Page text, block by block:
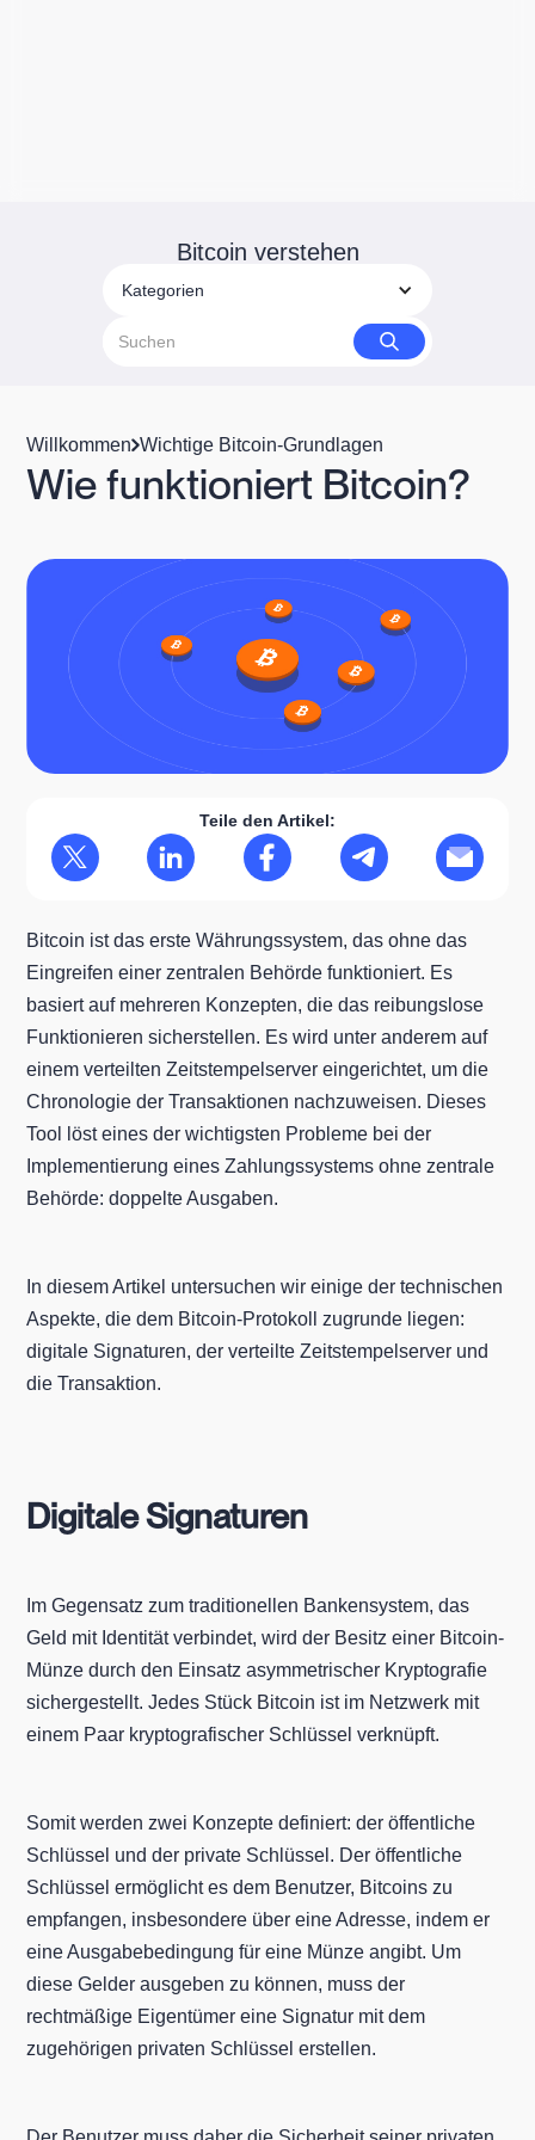
Bitcoin verstehen
Kategorien
Willkommen Wichtige Bitcoin-Grundlagen
Wie funktioniert Bitcoin?
Teile den Artikel:
Bitcoin ist das erste Währungssystem, das ohne das
Eingreifen einer zentralen Behörde funktioniert. Es
basiert auf mehreren Konzepten, die das reibungslose
Funktionieren sicherstellen. Es wird unter anderem auf
einem verteilten Zeitstempelserver eingerichtet, um die
Chronologie der Transaktionen nachzuweisen. Dieses
Tool löst eines der wichtigsten Probleme bei der
Implementierung eines Zahlungssystems ohne zentrale
Behörde: doppelte Ausgaben.
In diesem Artikel untersuchen wir einige der technischen
Aspekte, die dem Bitcoin-Protokoll zugrunde liegen:
digitale Signaturen, der verteilte Zeitstempelserver und
die Transaktion.
Digitale Signaturen
Im Gegensatz zum traditionellen Bankensystem, das
Geld mit Identität verbindet, wird der Besitz einer Bitcoin-
Münze durch den Einsatz asymmetrischer Kryptografie
sichergestellt. Jedes Stück Bitcoin ist im Netzwerk mit
einem Paar kryptografischer Schlüssel verknüpft.
Somit werden zwei Konzepte definiert: der öffentliche
Schlüssel und der private Schlüssel. Der öffentliche
Schlüssel ermöglicht es dem Benutzer, Bitcoins zu
empfangen, insbesondere über eine Adresse, indem er
eine Ausgabebedingung für eine Münze angibt. Um
diese Gelder ausgeben zu können, muss der
rechtmäßige Eigentümer eine Signatur mit dem
zugehörigen privaten Schlüssel erstellen.